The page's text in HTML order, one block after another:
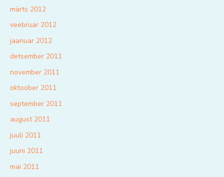
märts 2012
veebruar 2012
jaanuar 2012
detsember 2011
november 2011
oktoober 2011
september 2011
august 2011
juuli 2011
juuni 2011
mai 2011